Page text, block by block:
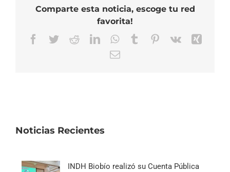
Comparte esta noticia, escoge tu red
favorita!
Facebook
TwitterRedditLinkedInWhatsApp
TumblrPinterest
Vk
Xing
Correo
Noticias Recientes
INDH Biobío realizó su Cuenta Pública